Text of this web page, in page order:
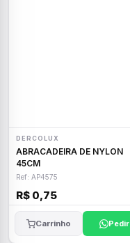
DERCOLUX
ABRACADEIRA DE NYLON
45CM
Ref: AP4575
R$ 0,75
Carrinho Pedir